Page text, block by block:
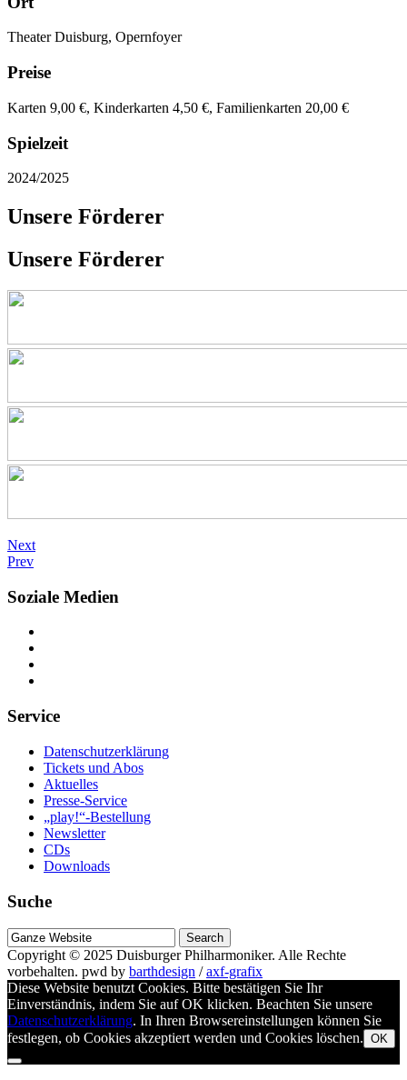
Theater Duisburg, Opernfoyer
Preise
Karten 9,00 €, Kinderkarten 4,50 €, Familienkarten 20,00 €
Spielzeit
2024/2025
Unsere Förderer
Unsere Förderer
Next
Prev
Soziale Medien
Service
Datenschutzerklärung
Tickets und Abos
Aktuelles
Presse-Service
„play!“-Bestellung
Newsletter
CDs
Downloads
Suche
Suche
nach
Copyright © 2025 Duisburger Philharmoniker. Alle Rechte
vorbehalten. pwd by barthdesign /axf-grafix
Diese Website benutzt Cookies. Bitte bestätigen Sie Ihr
Einverständnis, indem Sie auf OK klicken. Beachten Sie unsere
Datenschutzerklärung. In Ihren Browsereinstellungen können Sie
festlegen, ob Cookies akzeptiert werden und Cookies löschen. OK